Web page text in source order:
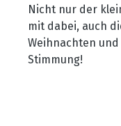
Nicht nur der
mit dabei, auch
Weihnachten
Stimmung!